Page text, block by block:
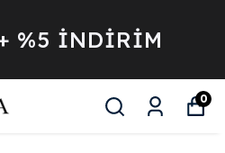
%5 İNDİRİM
0